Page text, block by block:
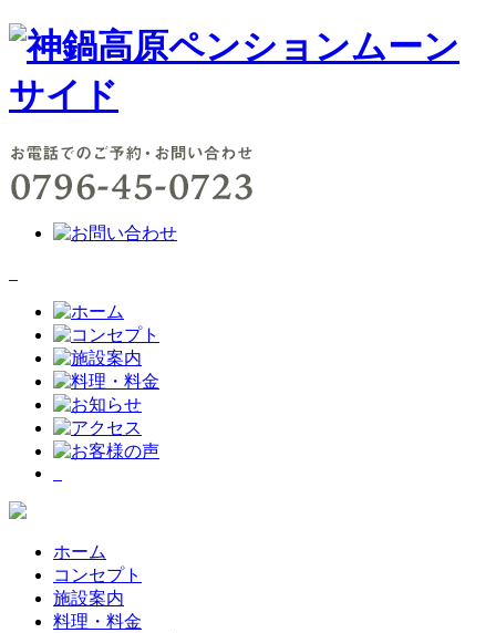
ホーム
コンセプト
施設案内
料理・料金